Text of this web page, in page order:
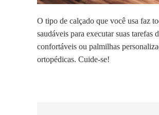
O tipo de calçado que você usa faz
saudáveis para executar suas
confortáveis ou palmilhas
ortopédicas. Cuide-se!